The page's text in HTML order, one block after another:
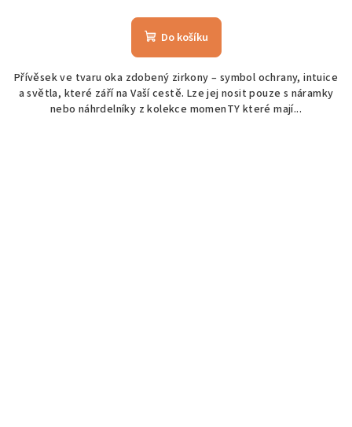
Do košíku
Přívěsek ve tvaru oka zdobený zirkony – symbol ochrany, intuice
a světla, které září na Vaší cestě. Lze jej nosit pouze s náramky
nebo náhrdelníky z kolekce momenTY které mají...